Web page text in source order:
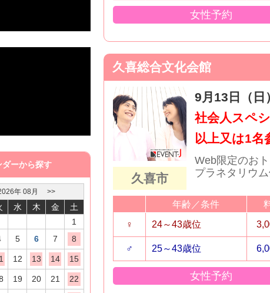
ダーから探す
年 08 月 >>
水 木 金
土
1
5 6 7 8
12 13 14 15
19 20 21 22
女性予約
久喜総合文化会館
久喜市
9月13日（日
社会人スペ
以上又は1名
Web限定のお
プラネタリウ
年齢／条件
♀
24～43歳位
♂ 25～43歳位
女性予約